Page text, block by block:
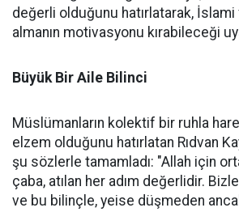
değerli olduğunu hatırlatarak,
almanın motivasyonu kırabileceği
Büyük Bir Aile Bilinci
Müslümanların kolektif bir ruhla
elzem olduğunu hatırlatan Rıdvan
şu sözlerle tamamladı: "Allah için
çaba, atılan her adım değerlidir.
ve bu bilinçle, yeise düşmeden